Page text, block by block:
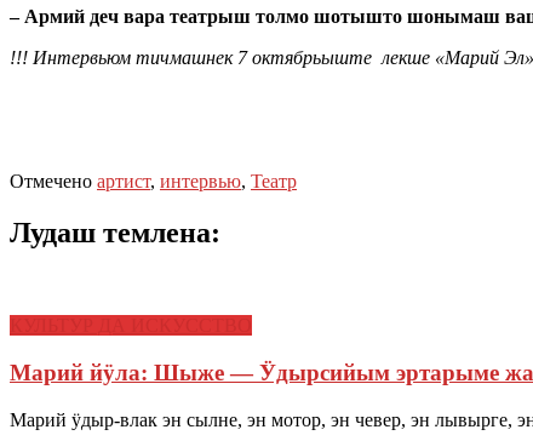
– Армий деч вара театрыш толмо шотышто шонымаш
!!! Интервьюм тичмашнек 7 октябрьыште лекше «Марий
Отмечено артист, интервью, Театр
Лудаш темлена:
Марий йӱла: Шыже — Ӱдырсийым эртарыме
Марий ӱдыр-влак эн сылне, эн мотор, эн чевер, эн лывырге,